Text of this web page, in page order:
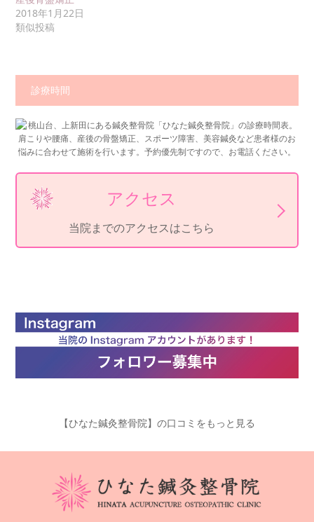
2018年1月22日
類似投稿
診療時間
アクセス
当院までのアクセスはこちら
【ひなた鍼灸整骨院】の口コミをもっと見る